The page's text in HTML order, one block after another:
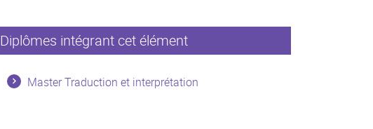
Diplômes intégrant cet élément
Master Traduction et interprétation